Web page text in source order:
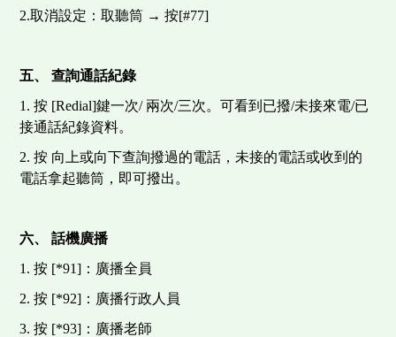
2.取消設定：取聽筒 → 按[#77]
五、 查詢通話紀錄
1. 按 [Redial]鍵一次/ 兩次/三次。可看到已撥/未接來電/已
接通話紀錄資料。
2. 按 向上或向下查詢撥過的電話，未接的電話或收到的
電話拿起聽筒，即可撥出。
六、 話機廣播
1. 按 [*91]：廣播全員
2. 按 [*92]：廣播行政人員
3. 按 [*93]：廣播老師